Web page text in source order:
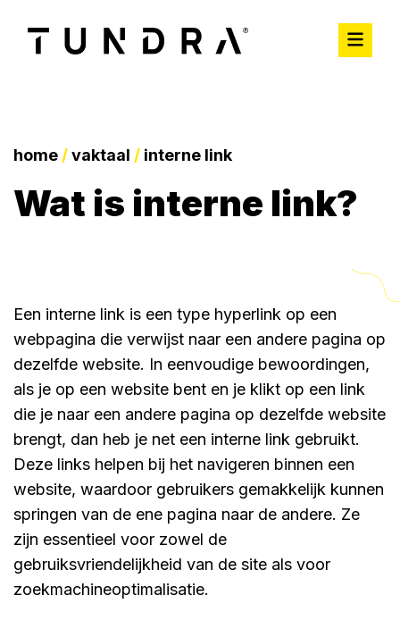
home /vaktaal / interne link
wat is interne link?
Een interne link is een type hyperlink op een
webpagina die verwijst naar een andere pagina op
dezelfde website. In eenvoudige bewoordingen,
als je op een website bent en je klikt op een link
die je naar een andere pagina op dezelfde website
brengt, dan heb je net een interne link gebruikt.
Deze links helpen bij het navigeren binnen een
website, waardoor gebruikers gemakkelijk kunnen
springen van de ene pagina naar de andere. Ze
zijn essentieel voor zowel de
gebruiksvriendelijkheid van de site als voor
zoekmachineoptimalisatie.